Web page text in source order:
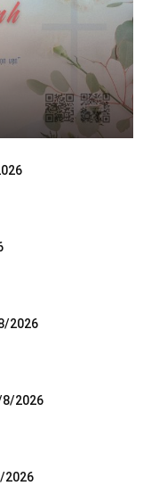
2026
8/2026
2026